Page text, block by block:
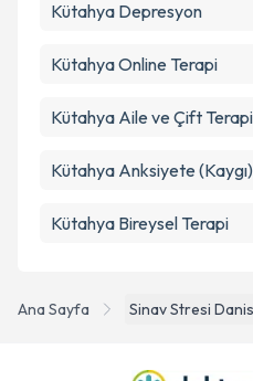
Ana Sayfa Sinav Stresi
Kütahya Depresyon
Kütahya Online Terapi
Kütahya Aile ve Çift
Kütahya Anksiyete
Kütahya Bireysel Terapi